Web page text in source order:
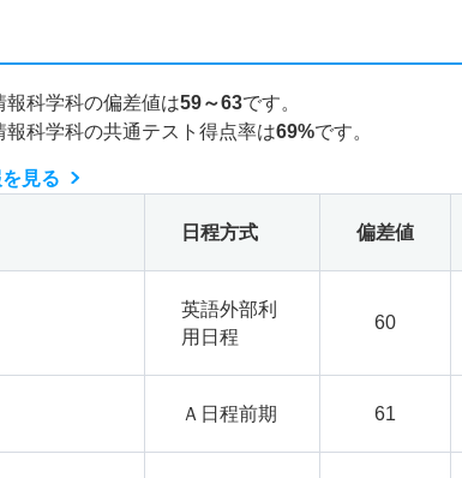
報科学科の偏差値は59～63です。
科学科の共通テスト得点率は69%です。
見る
日程方式 偏差値
英語外部利
用日程
60
Ａ日程前期 61